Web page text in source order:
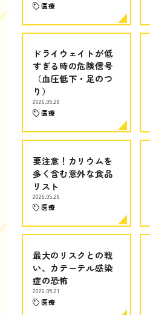
医療
ドライウェイトが低
すぎる時の危険信号
（血圧低下・足のつ
り）
2026.05.28
医療
要注意！カリウムを
多く含む意外な食品
リスト
2026.05.26
医療
最大のリスクとの戦
い、カテーテル感染
症の恐怖
2026.05.21
医療